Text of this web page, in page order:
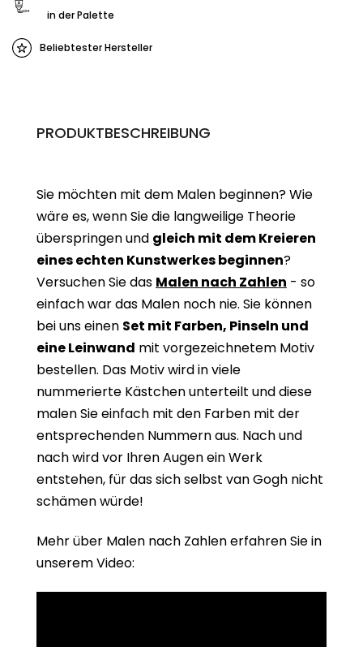
in der Palette
Beliebtester Hersteller
PRODUKTBESCHREIBUNG
Sie möchten mit dem Malen beginnen? Wie
wäre es, wenn Sie die langweilige Theorie
überspringen und gleich mit dem Kreieren
eines echten Kunstwerkes beginnen?
Versuchen Sie das Malen nach Zahlen - so
einfach war das Malen noch nie. Sie können
bei uns einen Set mit Farben, Pinseln und
eine Leinwand mit vorgezeichnetem Motiv
bestellen. Das Motiv wird in viele
nummerierte Kästchen unterteilt und diese
malen Sie einfach mit den Farben mit der
entsprechenden Nummern aus. Nach und
nach wird vor Ihren Augen ein Werk
entstehen, für das sich selbst van Gogh nicht
schämen würde!
Mehr über Malen nach Zahlen erfahren Sie in
unserem Video: